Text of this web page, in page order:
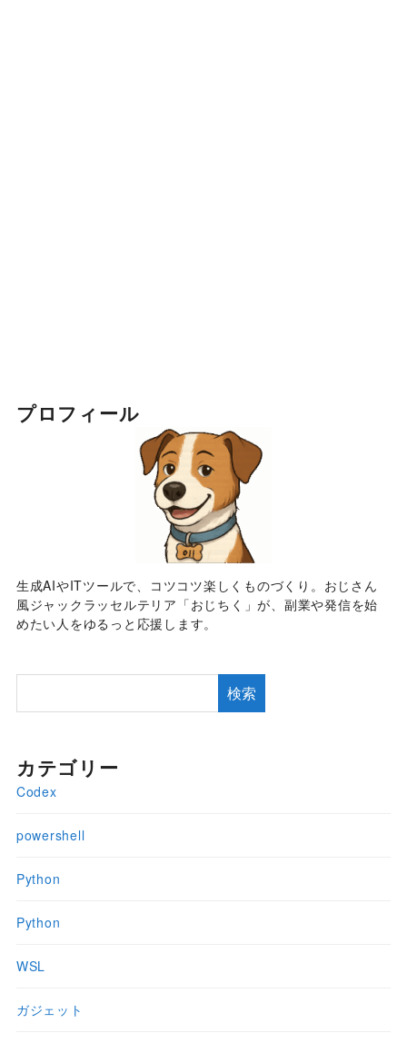
プロフィール
生成AIやITツールで、コツコツ楽しくものづくり。おじさん
風ジャックラッセルテリア「おじちく」が、副業や発信を始
めたい人をゆるっと応援します。
検索
カテゴリー
Codex
powershell
Python
Python
WSL
ガジェット